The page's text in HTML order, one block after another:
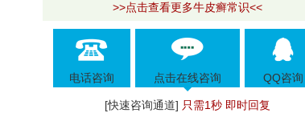
>>点击查看更多牛皮癣常识<<
电话咨询 点击在线咨询 QQ咨询
[快速咨询通道] 只需1秒 即时回复